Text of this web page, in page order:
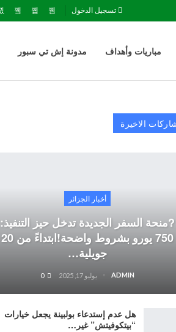
تسجيل الدخول
مباريات وأهداف مدونة إش تي سبور
الاخيرة
أخبار الجزائر
?منحة السفر الجديدة تدخل حيز التنفيذ:
750 يورو بشروط واضحة!ابتداءً من 20
جويلية…
ADMIN يوليو 17, 2025 0
هل عدم إستدعاء بولبينة يجعل خيارات
“بيتكوفيتش” غير…